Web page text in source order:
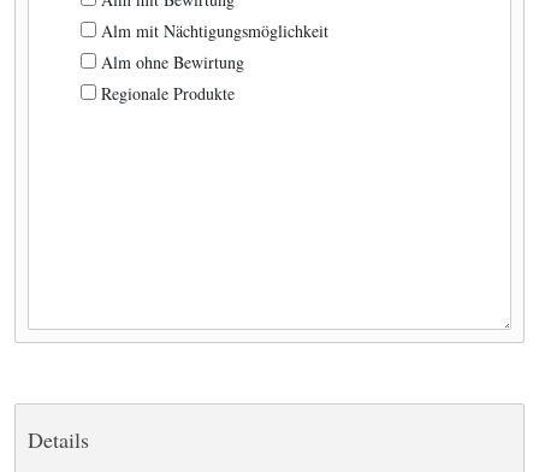
Alm mit Nächtigungsmöglichkeit
Alm ohne Bewirtung
Regionale Produkte
Details